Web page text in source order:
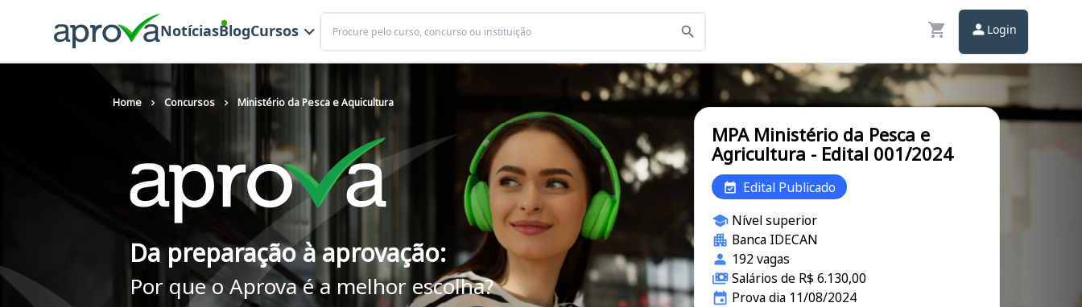
NotíciasBlogCursos
Buscar
Login
Home Concursos Ministério da Pesca e Aquicultura
Da preparação à aprovação:
Por que o Aprova é a melhor escolha?
MPA Ministério da Pesca e
Agricultura - Edital 001/2024
Edital Publicado
Nível superior
Banca IDECAN
192 vagas
Salários de R$ 6.130,00
Prova dia 11/08/2024